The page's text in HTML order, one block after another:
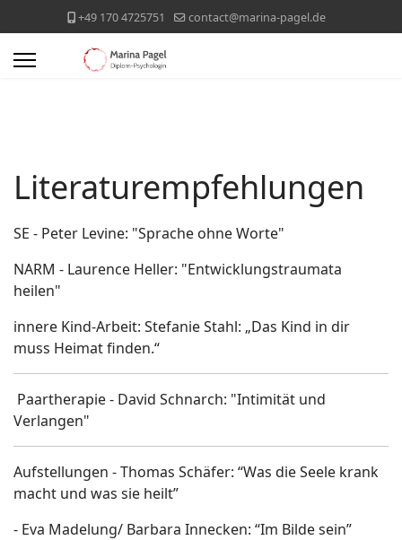
+49 170 4725751 contact@marina-pagel.de
Literaturempfehlungen
SE - Peter Levine: "Sprache ohne Worte"
NARM - Laurence Heller: "Entwicklungstraumata
heilen"
innere Kind-Arbeit: Stefanie Stahl: „Das Kind in dir
muss Heimat finden.“
Paartherapie - David Schnarch: "Intimität und
Verlangen"
Aufstellungen - Thomas Schäfer: “Was die Seele krank
macht und was sie heilt”
- Eva Madelung/ Barbara Innecken: “Im Bilde sein”